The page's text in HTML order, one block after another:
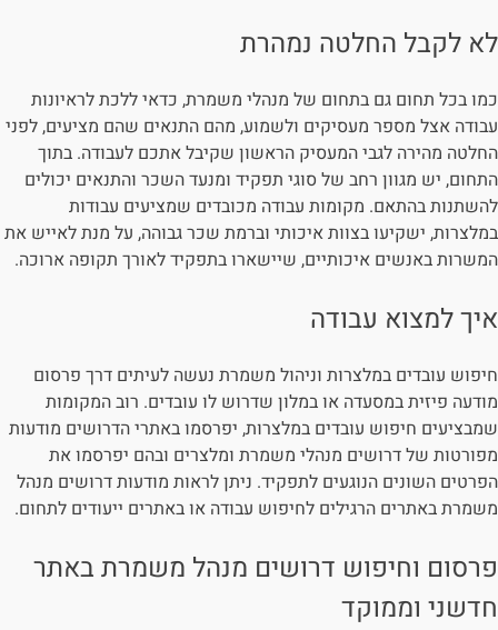
לא לקבל החלטה נמהרת
כמו בכל תחום גם בתחום של מנהלי משמרת, כדאי ללכת לראיונות
עבודה אצל מספר מעסיקים ולשמוע, מהם התנאים שהם מציעים, לפני
החלטה מהירה לגבי המעסיק הראשון שקיבל אתכם לעבודה. בתוך
התחום, יש מגוון רחב של סוגי תפקיד ומנעד השכר והתנאים יכולים
להשתנות בהתאם. מקומות עבודה מכובדים שמציעים עבודות
במלצרות, ישקיעו בצוות איכותי וברמת שכר גבוהה, על מנת לאייש את
המשרות באנשים איכותיים, שיישארו בתפקיד לאורך תקופה ארוכה.
איך למצוא עבודה
חיפוש עובדים במלצרות וניהול משמרת נעשה לעיתים דרך פרסום
מודעה פיזית במסעדה או במלון שדרוש לו עובדים. רוב המקומות
שמבציעים חיפוש עובדים במלצרות, יפרסמו באתרי הדרושים מודעות
מפורטות של דרושים מנהלי משמרת ומלצרים ובהם יפרסמו את
הפרטים השונים הנוגעים לתפקיד. ניתן לראות מודעות דרושים מנהל
משמרת באתרים הרגילים לחיפוש עבודה או באתרים ייעודים לתחום.
פרסום וחיפוש דרושים מנהל משמרת באתר
חדשני וממוקד
היי, אני סיגי
הצ'אטבוט החכמה
שלג'וב רסט.